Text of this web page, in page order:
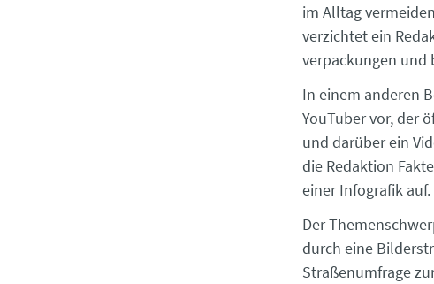
im Alltag
verzichtet ein
verpackungen und
In einem anderen
YouTuber vor, der
und darüber ein
die Redaktion
einer Infografik auf.
Der
durch eine
Straßenumfrage